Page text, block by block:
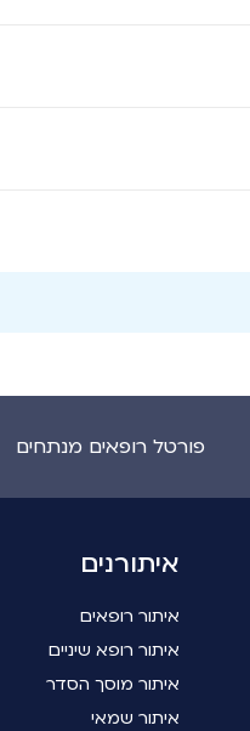
פורטל רופאים מנתחים
איתורנים
איתור רופאים
איתור רופא שיניים
איתור מוסך הסדר
איתור שמאי